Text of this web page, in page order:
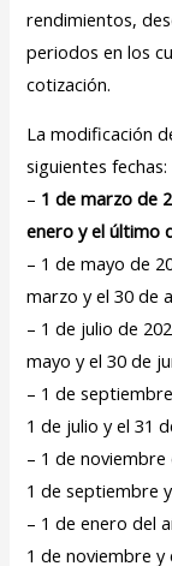
rendimientos,
periodos en los
cotización.
La modificación
siguientes fechas:
– 1 de marzo de
enero y el último
– 1 de mayo de
marzo y el 30 de
– 1 de julio de
mayo y el 30 de
– 1 de
1 de julio y el 31
– 1 de
1 de septiembre
– 1 de enero del
1 de noviembre y